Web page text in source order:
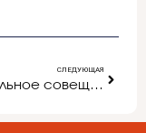
СЛЕДУЮЩАЯ
Региональное совещание по развитию дошкольного образования в 2016 году